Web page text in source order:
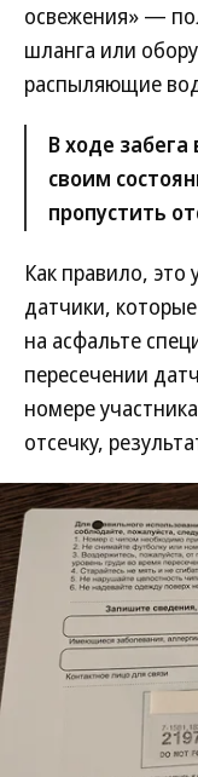
освежения» —
шланга или
распыляющие
В ходе
своим
пропустить
Как правило, это
датчики,
на асфальте
пересечении
номере
отсечку,